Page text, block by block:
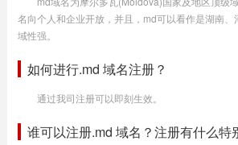
名向个人和企业开放，并且，md可以看作是湖南
域性强。
如何进行.md 域名注册？
通过我司注册可以即刻生效。
谁可以注册.md 域名？注册有什么特